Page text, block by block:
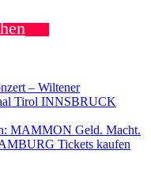
– Wiltener
Tirol INNSBRUCK
MAMMON Geld. Macht.
Tickets kaufen